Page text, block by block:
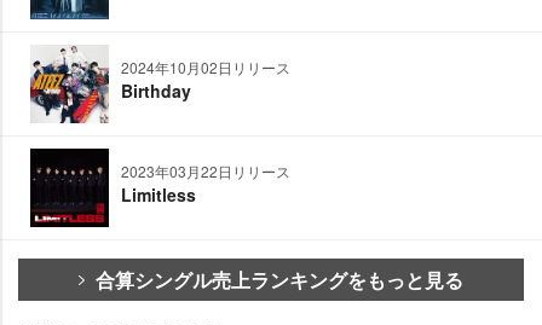
2024年10月02日リリース
Birthday
2023年03月22日リリース
Limitless
合算シングル売上ランキングをもっと見る